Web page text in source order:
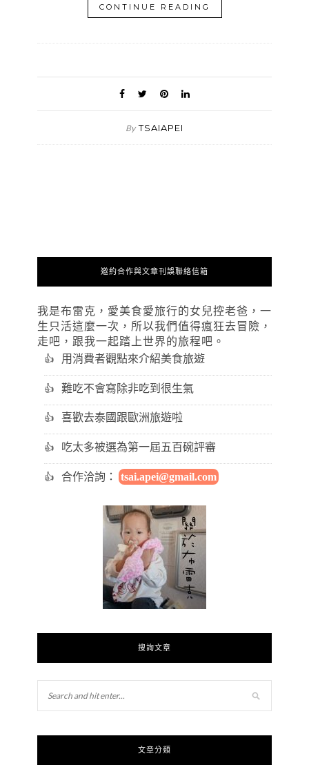
CONTINUE READING
By TSAIAPEI
邀約合作與文章刊誤聯絡信箱
我是布雷克，愛美食愛旅行的女兒控老爸，一
生只活這麼一次，所以我們值得瘋狂去冒險，
走吧，跟我一起踏上世界的旅程吧。
用消費者觀點來介紹美食旅遊
難吃不會寫除非吃到很生氣
喜歡去泰國跟歐洲旅遊啦
吃太多被選為第一屆五百碗評審
合作洽詢： tsai.apei@gmail.com
搜詢文章
文章分類